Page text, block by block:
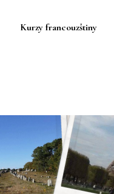
Kurzy francouzštiny